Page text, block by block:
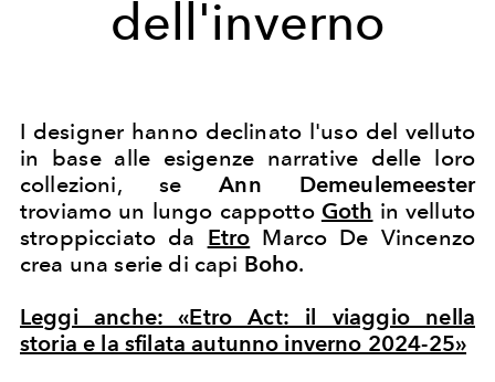
dell'inverno
I designer hanno declinato l'uso del velluto
in base alle esigenze narrative delle loro
collezioni, seAnn Demeulemeester
troviamo un lungo cappotto Goth in velluto
stroppicciato da Etro Marco De Vincenzo
crea una serie di capi Boho.
Leggi anche: «Etro Act: il viaggio nella
storia e la sfilata autunno inverno 2024-25»